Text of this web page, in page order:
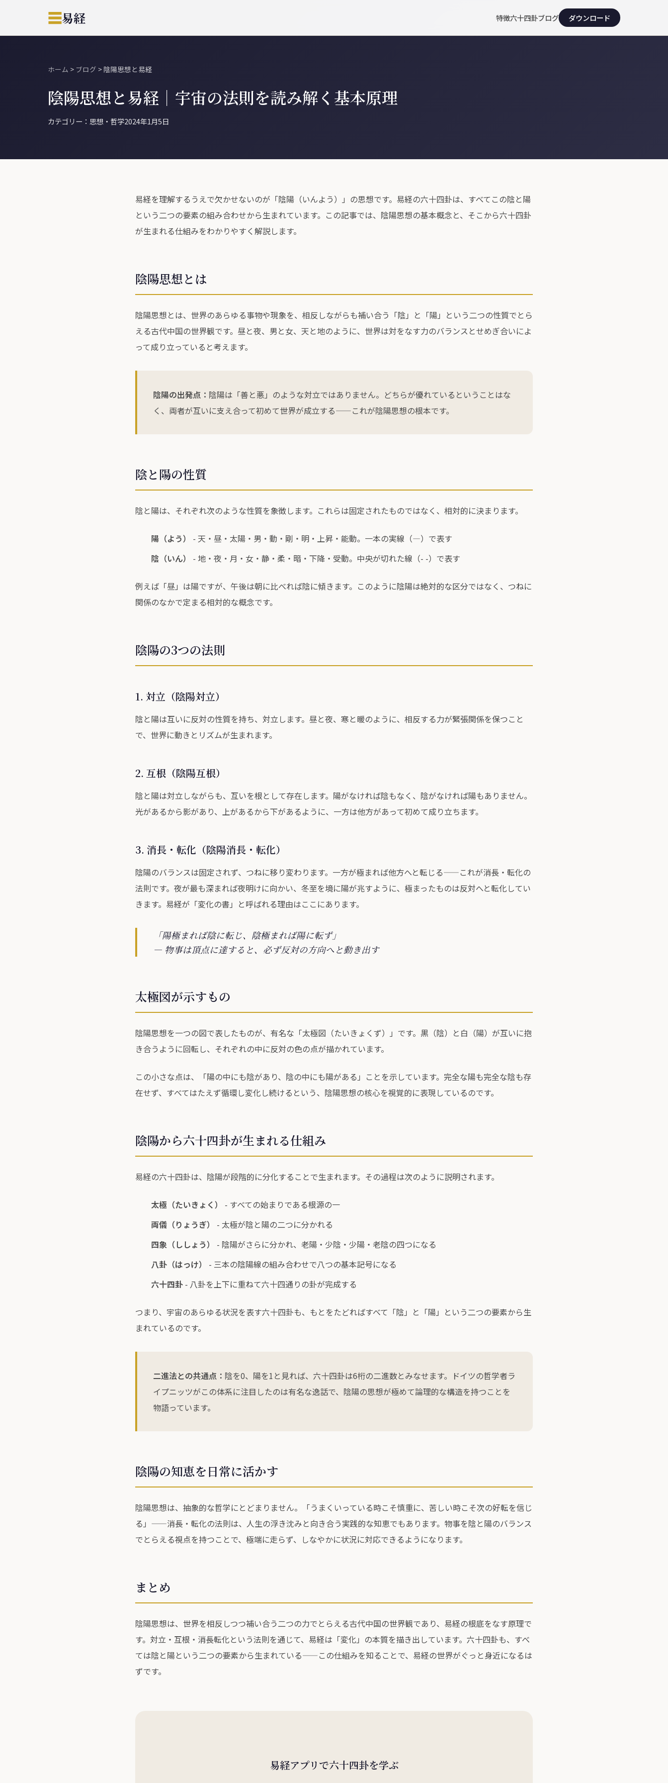
☰易経 特徴六十四卦ブログ ダウンロード
ホーム > ブログ > 陰陽思想と易経
陰陽思想と易経｜宇宙の法則を読み解く基本原理
カテゴリー：思想・哲学2024年1月5日
易経を理解するうえで欠かせないのが「陰陽（いんよう）」の思想です。易経の六十四卦は、すべてこの陰と陽
という二つの要素の組み合わせから生まれています。この記事では、陰陽思想の基本概念と、そこから六十四卦
が生まれる仕組みをわかりやすく解説します。
陰陽思想とは
陰陽思想とは、世界のあらゆる事物や現象を、相反しながらも補い合う「陰」と「陽」という二つの性質でとら
える古代中国の世界観です。昼と夜、男と女、天と地のように、世界は対をなす力のバランスとせめぎ合いによ
って成り立っていると考えます。
陰陽の出発点： 陰陽は「善と悪」のような対立ではありません。どちらが優れているということはな
く、両者が互いに支え合って初めて世界が成立する——これが陰陽思想の根本です。
陰と陽の性質
陰と陽は、それぞれ次のような性質を象徴します。これらは固定されたものではなく、相対的に決まります。
陽（よう）
- 天・昼・太陽・男・動・剛・明・上昇・能動。一本の実線（―）で表す
陰（いん）
- 地・夜・月・女・静・柔・暗・下降・受動。中央が切れた線（- -）で表す
例えば「昼」は陽ですが、午後は朝に比べれば陰に傾きます。このように陰陽は絶対的な区分ではなく、つねに
関係のなかで定まる相対的な概念です。
陰陽の3つの法則
1. 対立（陰陽対立）
陰と陽は互いに反対の性質を持ち、対立します。昼と夜、寒と暖のように、相反する力が緊張関係を保つこと
で、世界に動きとリズムが生まれます。
2. 互根（陰陽互根）
陰と陽は対立しながらも、互いを根として存在します。陽がなければ陰もなく、陰がなければ陽もありません。
光があるから影があり、上があるから下があるように、一方は他方があって初めて成り立ちます。
3. 消長・転化（陰陽消長・転化）
陰陽のバランスは固定されず、つねに移り変わります。一方が極まれば他方へと転じる——これが消長・転化の
法則です。夜が最も深まれば夜明けに向かい、冬至を境に陽が兆すように、極まったものは反対へと転化してい
きます。易経が「変化の書」と呼ばれる理由はここにあります。
「陽極まれば陰に転じ、陰極まれば陽に転ず」
― 物事は頂点に達すると、必ず反対の方向へと動き出す
太極図が示すもの
陰陽思想を一つの図で表したものが、有名な「太極図（たいきょくず）」です。黒（陰）と白（陽）が互いに抱
き合うように回転し、それぞれの中に反対の色の点が描かれています。
この小さな点は、「陽の中にも陰があり、陰の中にも陽がある」ことを示しています。完全な陽も完全な陰も存
在せず、すべてはたえず循環し変化し続けるという、陰陽思想の核心を視覚的に表現しているのです。
陰陽から六十四卦が生まれる仕組み
易経の六十四卦は、陰陽が段階的に分化することで生まれます。その過程は次のように説明されます。
太極（たいきょく）
- すべての始まりである根源の一
両儀（りょうぎ）
- 太極が陰と陽の二つに分かれる
四象（ししょう）
- 陰陽がさらに分かれ、老陽・少陰・少陽・老陰の四つになる
八卦（はっけ）
- 三本の陰陽線の組み合わせで八つの基本記号になる
六十四卦 - 八卦を上下に重ねて六十四通りの卦が完成する
つまり、宇宙のあらゆる状況を表す六十四卦も、もとをたどればすべて「陰」と「陽」という二つの要素から生
まれているのです。
二進法との共通点： 陰を0、陽を1と見れば、六十四卦は6桁の二進数とみなせます。ドイツの哲学者ラ
イプニッツがこの体系に注目したのは有名な逸話で、陰陽の思想が極めて論理的な構造を持つことを
物語っています。
陰陽の知恵を日常に活かす
陰陽思想は、抽象的な哲学にとどまりません。「うまくいっている時こそ慎重に、苦しい時こそ次の好転を信じ
る」——消長・転化の法則は、人生の浮き沈みと向き合う実践的な知恵でもあります。物事を陰と陽のバランス
でとらえる視点を持つことで、極端に走らず、しなやかに状況に対応できるようになります。
まとめ
陰陽思想は、世界を相反しつつ補い合う二つの力でとらえる古代中国の世界観であり、易経の根底をなす原理で
す。対立・互根・消長転化という法則を通じて、易経は「変化」の本質を描き出しています。六十四卦も、すべ
ては陰と陽という二つの要素から生まれている——この仕組みを知ることで、易経の世界がぐっと身近になるは
ずです。
易経アプリで六十四卦を学ぶ